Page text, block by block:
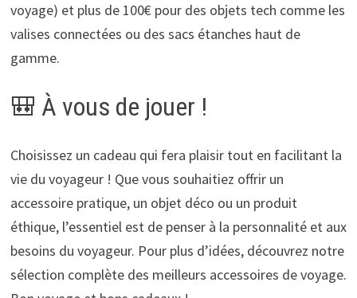
voyage) et plus de 100€ pour des objets tech comme les
valises connectées ou des sacs étanches haut de
gamme.
🎒 À vous de jouer !
Choisissez un cadeau qui fera plaisir tout en facilitant la
vie du voyageur ! Que vous souhaitiez offrir un
accessoire pratique, un objet déco ou un produit
éthique, l’essentiel est de penser à la personnalité et aux
besoins du voyageur. Pour plus d’idées, découvrez notre
sélection complète des meilleurs accessoires de voyage.